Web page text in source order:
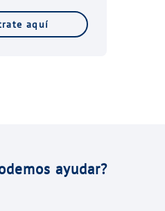
ayudar?
aquí